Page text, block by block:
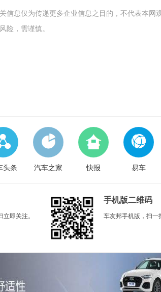
信息仅为传递更多企业信息之目的，不代表本网
险，需谨慎。
头条 汽车之家 快报 易车
即关注。
手机版二维码
车友邦手机版，扫一